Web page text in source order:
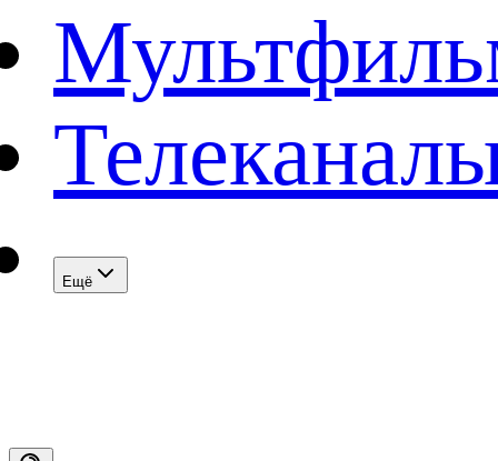
Eщё